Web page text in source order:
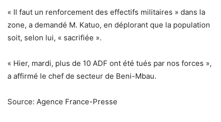
« Il faut un renforcement des effectifs militaires » dans la
zone, a demandé M. Katuo, en déplorant que la population
soit, selon lui, « sacrifiée ».
« Hier, mardi, plus de 10 ADF ont été tués par nos forces »,
a affirmé le chef de secteur de Beni-Mbau.
Source: Agence France-Presse